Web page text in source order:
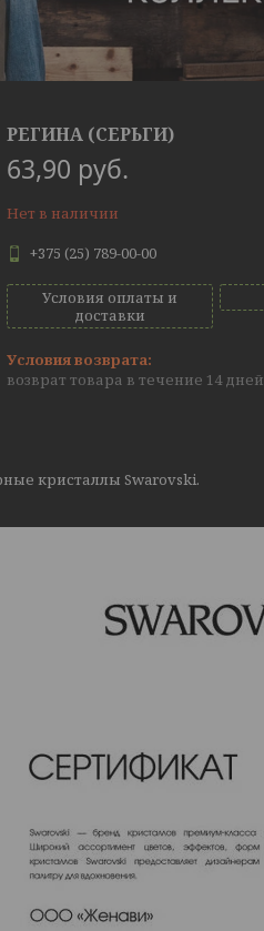
РЕГИНА (СЕРЬГИ)
63,90 руб.
Нет в наличии
+375 (25) 789-00-00
Условия оплаты и
доставки
возврат товара в течение 14 дней
кристаллы Swarovski.